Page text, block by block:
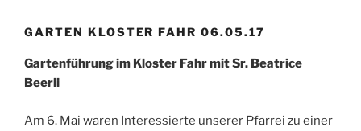
GARTEN KLOSTER FAHR 06.05.17
Gartenführung im Kloster Fahr mit Sr. Beatrice
Beerli
Am 6. Mai waren Interessierte unserer Pfarrei zu einer